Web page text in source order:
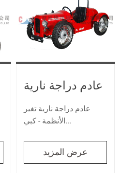
عادم دراجة نارية
عادم دراجة نارية تغير
الأنظمة - كبي...
عرض المزيد